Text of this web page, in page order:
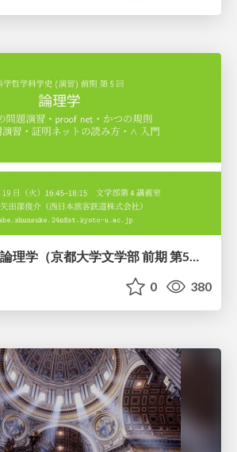
[2026前期火５] 論理学（京都大学文学部 前期 第5回）「 ならばの問題演習・proof net・かつの規則」
0 380